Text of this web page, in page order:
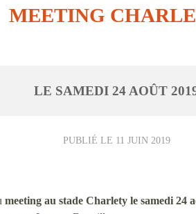
MEETING
LE SAMEDI 24 AOÛT
PUBLIÉ LE 11 JUIN 2019
meeting au stade Charlety le samedi 24